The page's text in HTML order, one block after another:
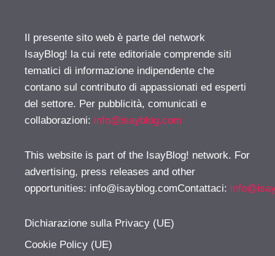
Il presente sito web è parte del network
IsayBlog! la cui rete editoriale comprende siti
tematici di informazione indipendente che
contano sul contributo di appassionati ed esperti
del settore. Per pubblicità, comunicati e
collaborazioni: info@isayblog.com
This website is part of the IsayBlog! network. For
advertising, press releases and other
opportunities: info@isayblog.comContattaci:
Dichiarazione sulla Privacy (UE)
Cookie Policy (UE)